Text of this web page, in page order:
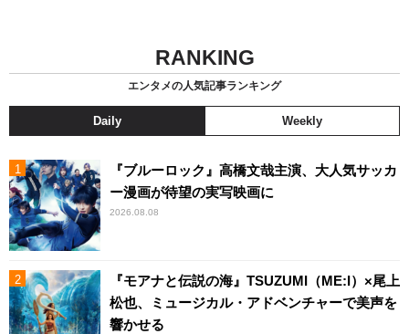
RANKING
エンタメの人気記事ランキング
Daily Weekly
『ブルーロック』高橋文哉主演、大人気サッカ
ー漫画が待望の実写映画に
2026.08.08
『モアナと伝説の海』TSUZUMI（ME:I）×尾上
松也、ミュージカル・アドベンチャーで美声を
響かせる